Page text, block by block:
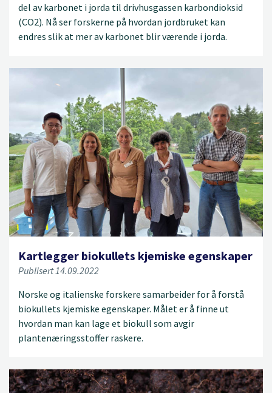
del av karbonet i jorda til drivhusgassen karbondioksid
(CO2). Nå ser forskerne på hvordan jordbruket kan
endres slik at mer av karbonet blir værende i jorda.
Kartlegger biokullets kjemiske egenskaper
Publisert 14.09.2022
Norske og italienske forskere samarbeider for å forstå
biokullets kjemiske egenskaper. Målet er å finne ut
hvordan man kan lage et biokull som avgir
plantenæringsstoffer raskere.